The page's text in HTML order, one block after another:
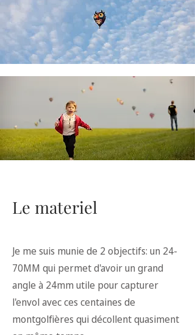
Le materiel
Je me suis munie de 2 objectifs: un 24-
70MM qui permet d'avoir un grand
angle à 24mm utile pour capturer
l'envol avec ces centaines de
montgolfières qui décollent quasiment